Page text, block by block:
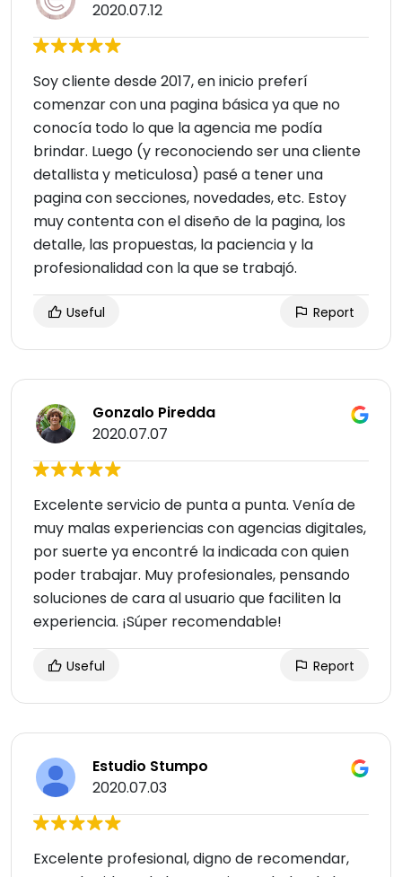
2020.07.12
Soy cliente desde 2017, en inicio preferí
comenzar con una pagina básica ya que no
conocía todo lo que la agencia me podía
brindar. Luego (y reconociendo ser una cliente
detallista y meticulosa) pasé a tener una
pagina con secciones, novedades, etc. Estoy
muy contenta con el diseño de la pagina, los
detalle, las propuestas, la paciencia y la
profesionalidad con la que se trabajó.
Useful Report
Gonzalo Piredda
2020.07.07
Excelente servicio de punta a punta. Venía de
muy malas experiencias con agencias digitales,
por suerte ya encontré la indicada con quien
poder trabajar. Muy profesionales, pensando
soluciones de cara al usuario que faciliten la
experiencia. ¡Súper recomendable!
Useful Report
Estudio Stumpo
2020.07.03
Excelente profesional, digno de recomendar,